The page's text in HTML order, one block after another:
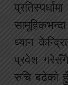
ध्यान
प्रवेश
रुचि बढेको